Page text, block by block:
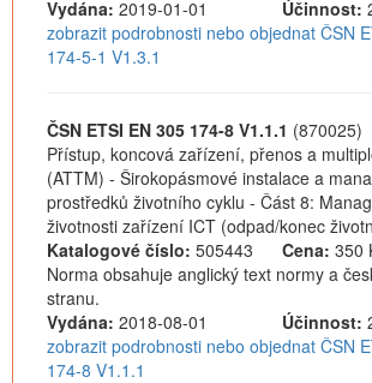
Vydána: 2019-01-01 Účinnost:
zobrazit podrobnosti nebo objednat ČSN
174-5-1 V1.3.1
ČSN ETSI EN 305 174-8 V1.1.1 (870025)
Přístup, koncová zařízení, přenos a
(ATTM) - Širokopásmové instalace a
prostředků životního cyklu - Část 8:
životnosti zařízení ICT (odpad/konec
Katalogové číslo: 505443 Cena: 350
Norma obsahuje anglický text normy a
stranu.
Vydána: 2018-08-01 Účinnost:
zobrazit podrobnosti nebo objednat ČSN
174-8 V1.1.1